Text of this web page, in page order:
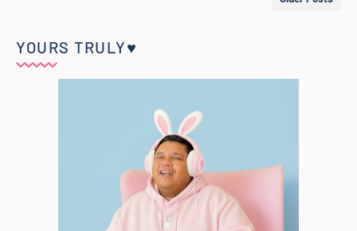
YOURS TRULY♥